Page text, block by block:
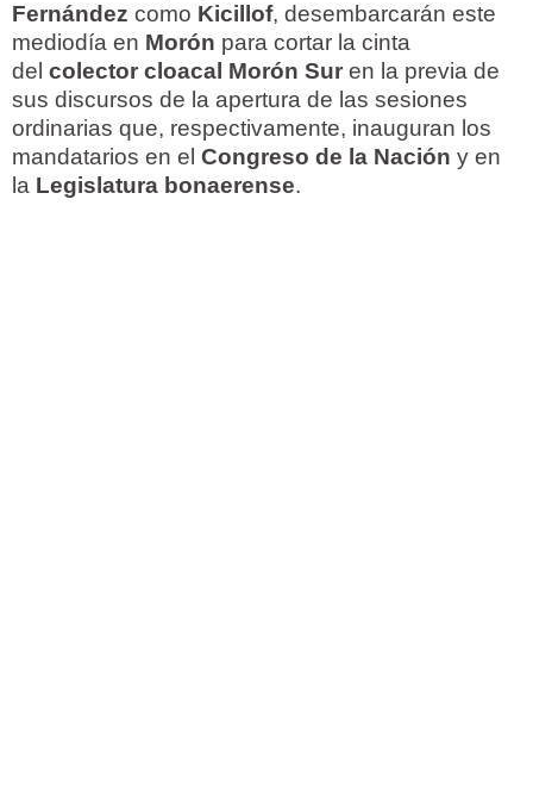
Fernández como Kicillof, desembarcarán este
mediodía en Morón para cortar la cinta
del colector cloacal Morón Sur en la previa de
sus discursos de la apertura de las sesiones
ordinarias que, respectivamente, inauguran los
mandatarios en el Congreso de la Nación y en
la Legislatura bonaerense.